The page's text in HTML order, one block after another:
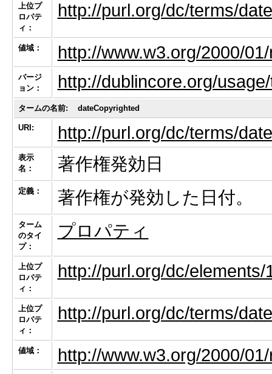
上位プ
ロパテ
ィ：
http://purl.org/dc/terms/date
値域： http://www.w3.org/2000/
バージ
ョン：
http://dublincore.org/
タームの名前: dateCopyrighted
URI: http://purl.org/dc/terms/
表示
名：
著作権発効日
定義： 著作権が発効した日付。
ターム
のタイ
プ：
プロパティ
上位プ
ロパテ
ィ：
http://purl.org/dc/elements/
上位プ
ロパテ
ィ：
http://purl.org/dc/terms/date
値域： http://www.w3.org/2000/